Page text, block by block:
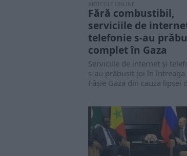
ARTICOLE ONLINE
Fără combustibil,
serviciile de
telefonie s-au
complet în Gaza
Serviciile de internet și
s-au prăbușit joi în întreaga
Fâșie Gaza din cauza lipsei